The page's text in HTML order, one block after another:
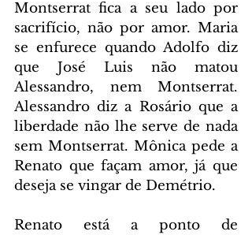
Montserrat fica a seu lado por
sacrifício, não por amor. Maria
se enfurece quando Adolfo diz
que José Luis não matou
Alessandro, nem Montserrat.
Alessandro diz a Rosário que a
liberdade não lhe serve de nada
sem Montserrat. Mônica pede a
Renato que façam amor, já que
deseja se vingar de Demétrio.
Renato está a ponto de